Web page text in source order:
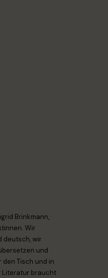
Brinkmann,
Wir
deutsch, wir
und
den Tisch und in
Literatur braucht